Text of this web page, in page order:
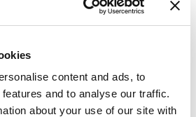
content and ads, to
and to analyse our traffic.
about your use of our site with